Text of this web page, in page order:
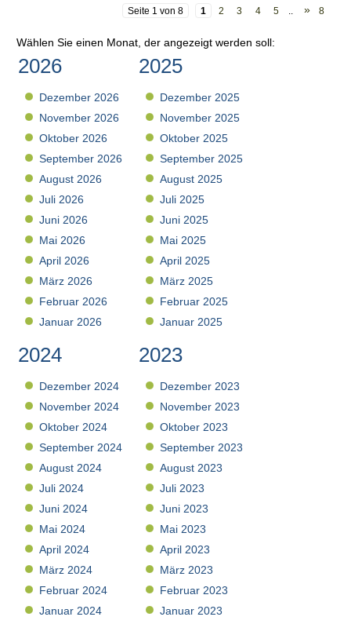
Seite 1 von 8 1 2 3 4 5 » 8
Wählen Sie einen Monat, der angezeigt werden soll:
2026
Dezember 2026
November 2026
Oktober 2026
September 2026
August 2026
Juli 2026
Juni 2026
Mai 2026
April 2026
März 2026
Februar 2026
Januar 2026
2025
Dezember 2025
November 2025
Oktober 2025
September 2025
August 2025
Juli 2025
Juni 2025
Mai 2025
April 2025
März 2025
Februar 2025
Januar 2025
2024
Dezember 2024
November 2024
Oktober 2024
September 2024
August 2024
Juli 2024
Juni 2024
Mai 2024
April 2024
März 2024
Februar 2024
Januar 2024
2023
Dezember 2023
November 2023
Oktober 2023
September 2023
August 2023
Juli 2023
Juni 2023
Mai 2023
April 2023
März 2023
Februar 2023
Januar 2023